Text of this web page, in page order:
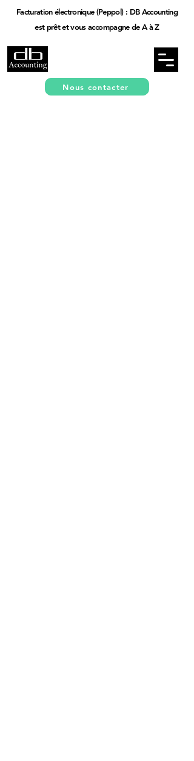
Nous contacter
Facturation électronique (Peppol) : DB Accounting
est prêt et vous accompagne de A à Z